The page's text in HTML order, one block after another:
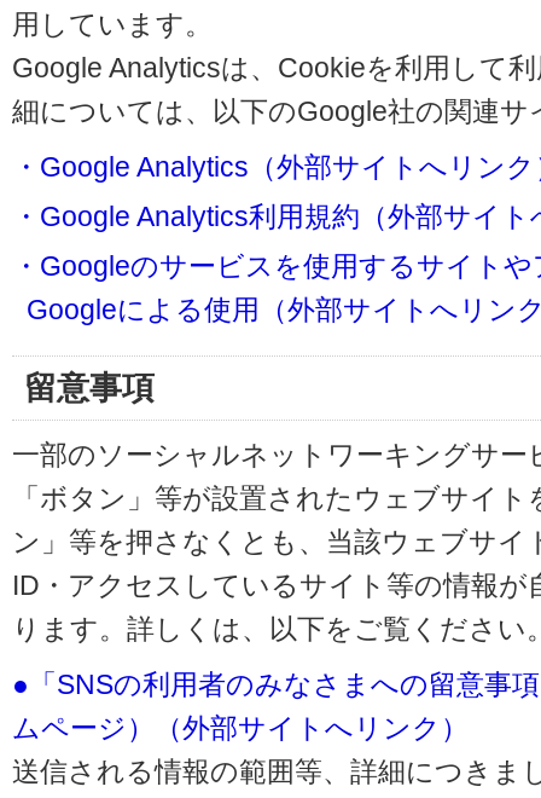
用しています。
Google Analyticsは、Cookieを利用して
細については、以下のGoogle社の関連
・Google Analytics（外部サイトへリンク
・Google Analytics利用規約（外部サイ
・Googleのサービスを使用するサイト
Googleによる使用（外部サイトへリン
留意事項
一部のソーシャルネットワーキングサー
「ボタン」等が設置されたウェブサイ
ン」等を押さなくとも、当該ウェブサイ
ID・アクセスしているサイト等の情報
ります。詳しくは、以下をご覧ください
●「SNSの利用者のみなさまへの留意事
ムページ）（外部サイトへリンク）
送信される情報の範囲等、詳細につきま